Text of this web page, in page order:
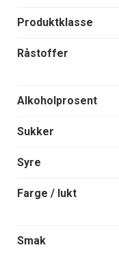
Produktklasse
Råstoffer
Alkoholprosent
Sukker
Syre
Farge / lukt
Smak